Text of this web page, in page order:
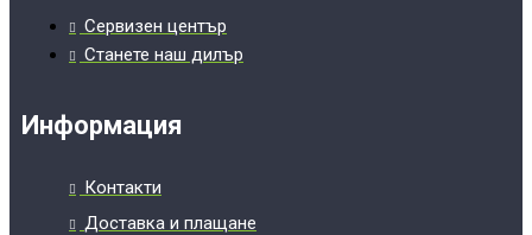
Сервизен център
Станете наш дилър
Информация
Контакти
Доставка и плащане